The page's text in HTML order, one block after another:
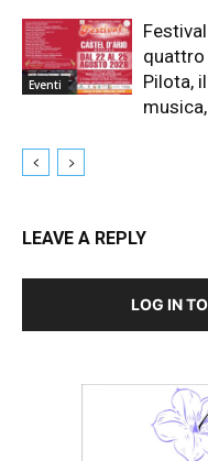
Eventi
quattro
Pilota,
LEAVE A REPLY
LOG IN